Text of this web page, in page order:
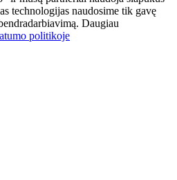
technologijas naudosime tik gavę
Daugiau
politikoje